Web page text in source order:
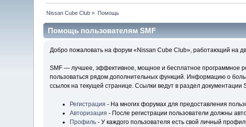
Nissan Cube Club » Помощь
Помощь пользователям SMF
Добро пожаловать на форум «Nissan Cube Club», работающий на
SMF — лучшее, эффективное, мощное и бесплатное программное
пользоваться рядом дополнительных функций. Информацию о
ссылок на текущей странице. Ссылки ведут в раздел
Регистрация - На многих форумах для предоставления
Авторизация - После регистрации пользователи должны
Профиль- У каждого пользователя есть свой личный